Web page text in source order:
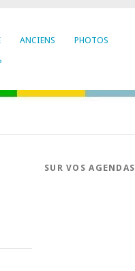
ANCIENS PHOTOS
SUR VOS AGENDAS